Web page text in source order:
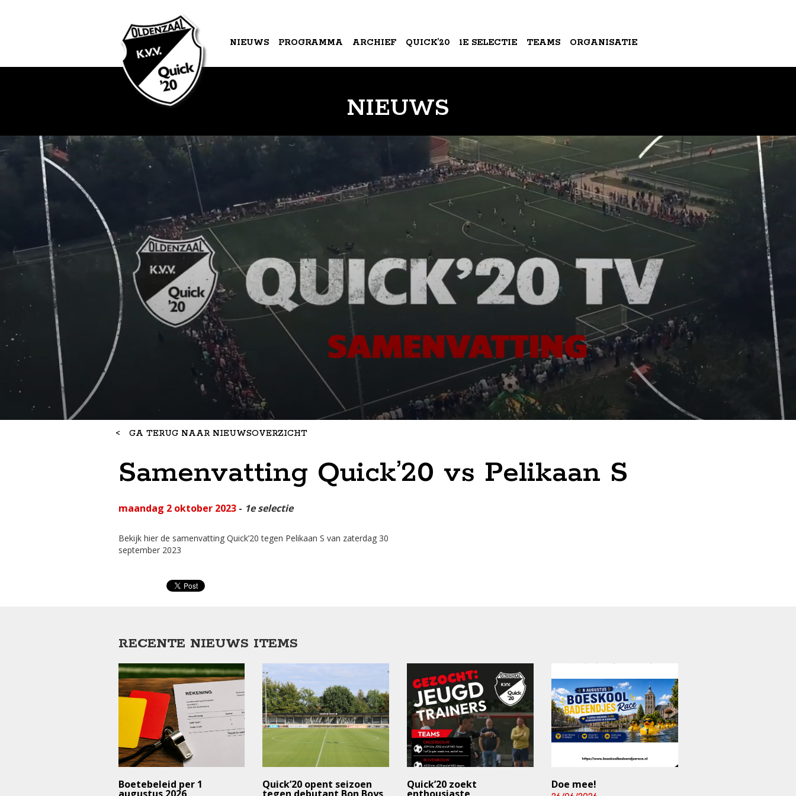
NIEUWS PROGRAMMA ARCHIEF QUICK’20 1E SELECTIE TEAMS ORGANISATIE
NIEUWS
< GA TERUG NAAR NIEUWSOVERZICHT
Samenvatting Quick’20 vs Pelikaan S
maandag 2 oktober 2023- 1e selectie
Bekijk hier de samenvatting Quick’20 tegen Pelikaan S van zaterdag 30
september 2023
RECENTE NIEUWS ITEMS
Boetebeleid per 1 Quick’20 opent seizoen Quick’20 zoekt Doe mee!